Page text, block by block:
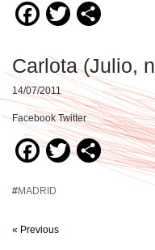
Facebook
Twitter
Carlota (Julio,
14/07/2011
Facebook Twitter
Facebook
Twitter
#MADRID
« Previous